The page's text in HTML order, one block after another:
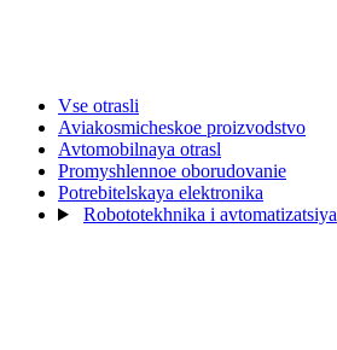
Vse otrasli
Aviakosmicheskoe proizvodstvo
Avtomobilnaya otrasl
Promyshlennoe oborudovanie
Potrebitelskaya elektronika
Robototekhnika i avtomatizatsiya